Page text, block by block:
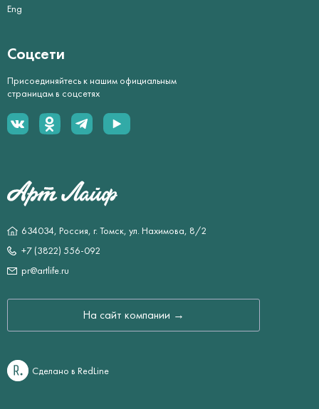
634034, Россия, г. Томск, ул. Нахимова, 8/2
+7 (3822) 556-092
pr@artlife.ru
На сайт компании →
Eng
Соцсети
Присоединяйтесь к нашим официальным
страницам в соцсетях
Сделано в RedLine